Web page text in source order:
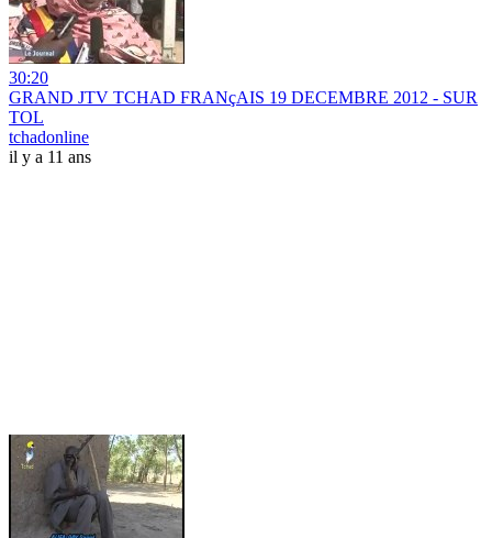
30:20
GRAND JTV TCHAD FRANçAIS 19 DECEMBRE 2012 - SUR
TOL
tchadonline
il y a 11 ans